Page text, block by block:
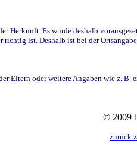
Herkunft. Es wurde deshalb
ist. Deshalb ist bei der
Eltern oder weitere Angaben wie z. B.
© 2009
zurück